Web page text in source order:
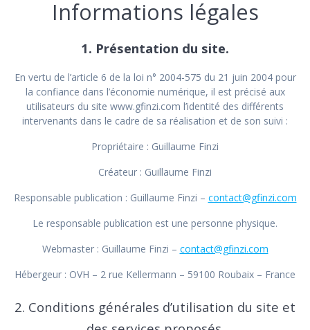
Informations légales
1. Présentation du site.
En vertu de l’article 6 de la loi n° 2004-575 du 21 juin 2004 pour
la confiance dans l’économie numérique, il est précisé aux
utilisateurs du site www.gfinzi.com l’identité des différents
intervenants dans le cadre de sa réalisation et de son suivi :
Propriétaire : Guillaume Finzi
Créateur : Guillaume Finzi
Responsable publication : Guillaume Finzi – contact@gfinzi.com
Le responsable publication est une personne physique.
Webmaster : Guillaume Finzi – contact@gfinzi.com
Hébergeur : OVH – 2 rue Kellermann – 59100 Roubaix – France
2. Conditions générales d’utilisation du site et